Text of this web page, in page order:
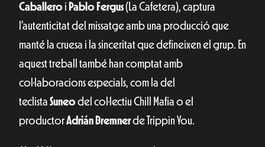
Caballero i Pablo Fergus(La Cafetera), captura
l’autenticitat del missatge amb una producció que
manté la cruesa i la sinceritat que defineixen el grup. En
aquest treball també han comptat amb
col·laboracions especials, com la del
teclista Suneodel col·lectiu Chill Mafia o el
productorAdrián Bremnerde Trippin You.